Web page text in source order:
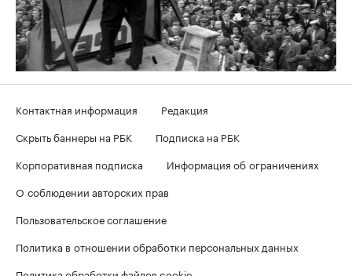
Контактная информация
Редакция
Скрыть баннеры на РБК
Подписка на РБК
Корпоративная подписка
Информация об ограничениях
О соблюдении авторских прав
Пользовательское соглашение
Политика в отношении обработки персональных данных